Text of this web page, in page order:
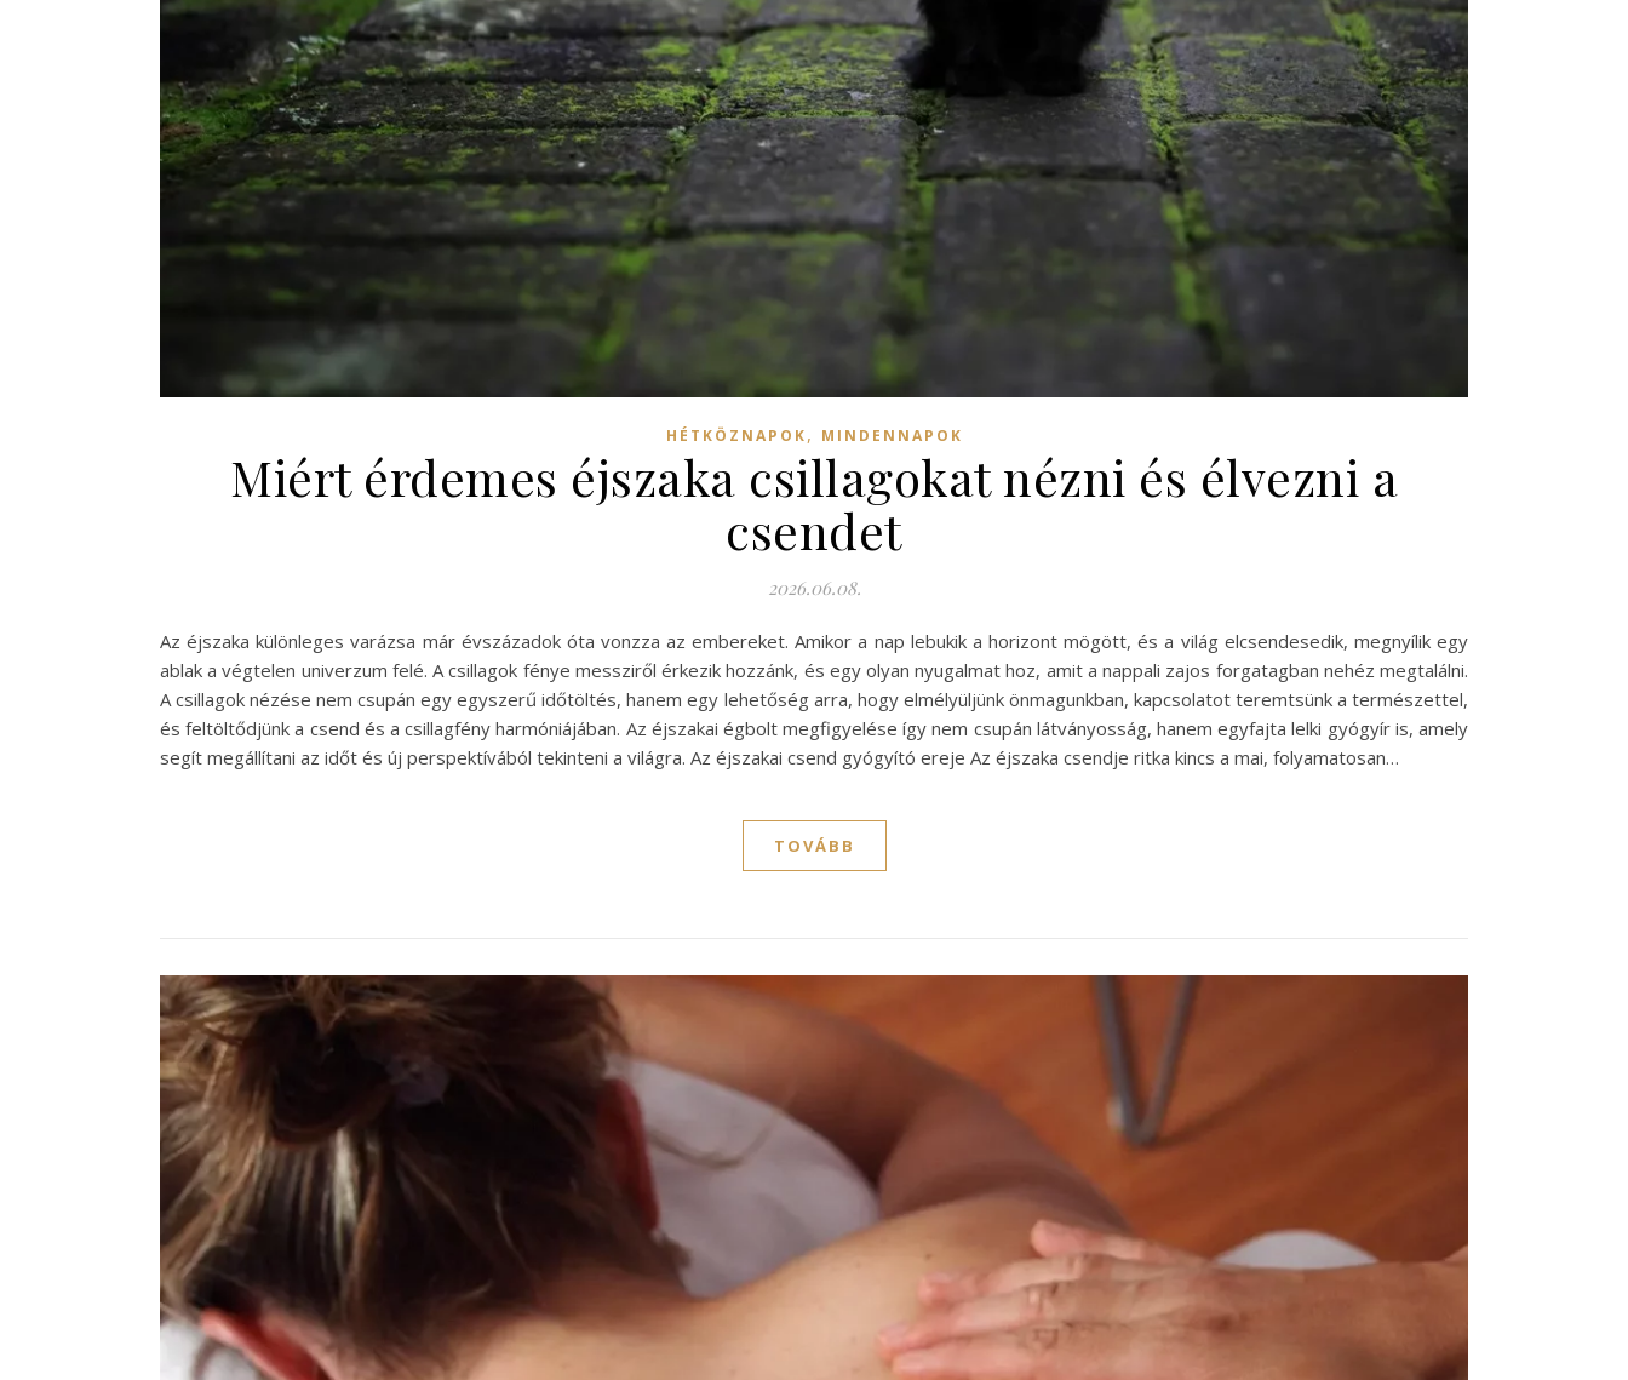
HÉTKÖZNAPOK, MINDENNAPOK
Miért érdemes éjszaka csillagokat nézni és élvezni a
csendet
2026.06.08.
Az éjszaka különleges varázsa már évszázadok óta vonzza az embereket. Amikor a nap lebukik a horizont mögött, és a világ elcsendesedik, megnyílik egy
ablak a végtelen univerzum felé. A csillagok fénye messziről érkezik hozzánk, és egy olyan nyugalmat hoz, amit a nappali zajos forgatagban nehéz megtalálni.
A csillagok nézése nem csupán egy egyszerű időtöltés, hanem egy lehetőség arra, hogy elmélyüljünk önmagunkban, kapcsolatot teremtsünk a természettel,
és feltöltődjünk a csend és a csillagfény harmóniájában. Az éjszakai égbolt megfigyelése így nem csupán látványosság, hanem egyfajta lelki gyógyír is, amely
segít megállítani az időt és új perspektívából tekinteni a világra. Az éjszakai csend gyógyító ereje Az éjszaka csendje ritka kincs a mai, folyamatosan…
TOVÁBB